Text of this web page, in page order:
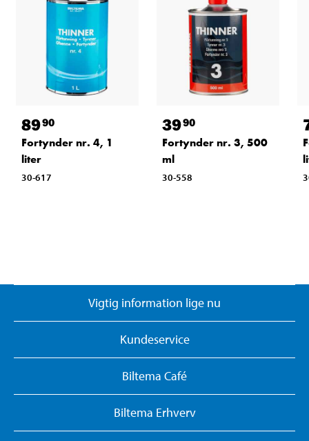
8990
Fortynder nr. 4, 1
liter
30-617
3990
Fortynder nr. 3, 500
ml
30-558
Vigtig information lige nu
Kundeservice
Biltema Café
Biltema Erhverv